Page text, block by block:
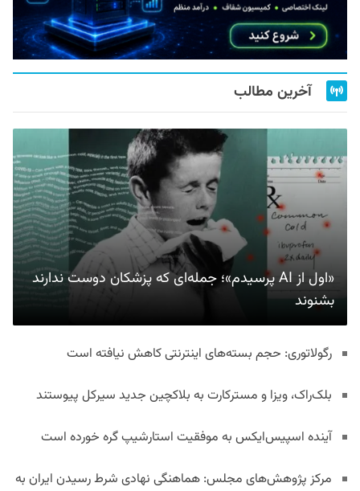
آخرین مطالب
«اول از AI پرسیدم»؛ جمله‌ای که پزشکان دوست ندارند
بشنوند
رگولاتوری: حجم بسته‌های اینترنتی کاهش نیافته است
بلک‌راک، ویزا و مسترکارت به بلاکچین جدید سیرکل پیوستند
آینده اسپیس‌ایکس به موفقیت استارشیپ گره خورده است
مرکز پژوهش‌های مجلس: هماهنگی نهادی شرط رسیدن ایران به